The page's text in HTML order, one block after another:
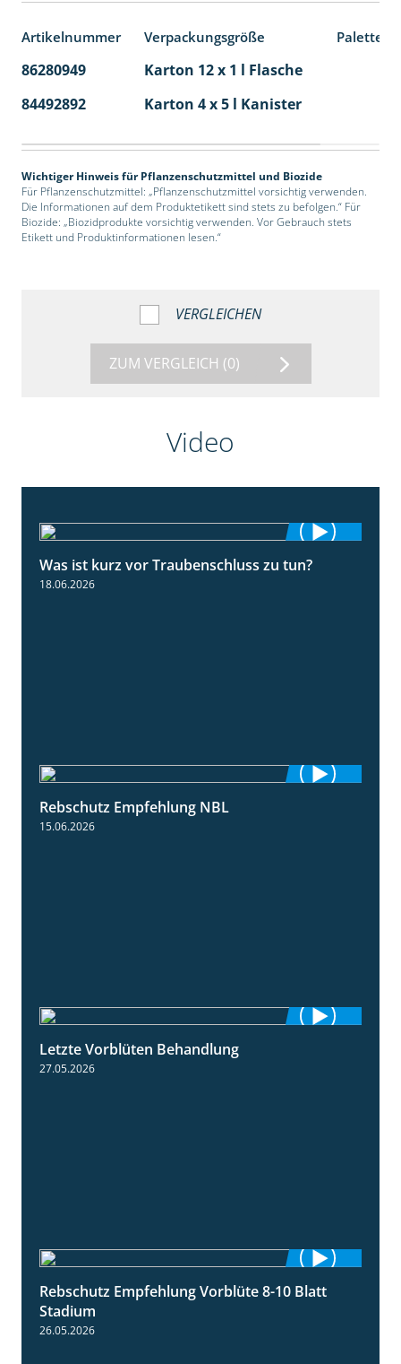
Artikelnummer Verpackungsgröße
86280949 Karton 12 x 1 l Flasche
84492892
Karton 4 x 5 l Kanister
Wichtiger Hinweis für Pflanzenschutzmittel und Biozide
Für Pflanzenschutzmittel: „Pflanzenschutzmittel vorsichtig verwenden.
Die Informationen auf dem Produktetikett sind stets zu befolgen.“ Für
Biozide: „Biozidprodukte vorsichtig verwenden. Vor Gebrauch stets
Etikett und Produktinformationen lesen.“
VERGLEICHEN
ZUM VERGLEICH (0)
Video
5:04
Was ist kurz vor Traubenschluss zu tun?
18.06.2026
Rebschutz Empfehlung NBL
15.06.2026
Letzte Vorblüten Behandlung
27.05.2026
1:55
Rebschutz Empfehlung Vorblüte 8-10 Blatt
Stadium
26.05.2026